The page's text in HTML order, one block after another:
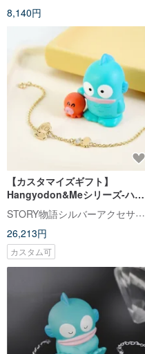
8,140円
【カスタマイズギフト】
Hangyodon&Meシリーズ-ハン
ギョドン誕生石純銀ブレスレッ
ト
STORY物語シルバーアクセサリー
26,213円
カスタム可